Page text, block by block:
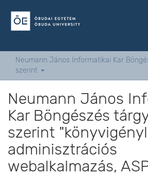
Neumann János Informatikai Kar
szerint
Neumann János
Kar Böngészés
szerint
adminisztrációs
webalkalmazás,